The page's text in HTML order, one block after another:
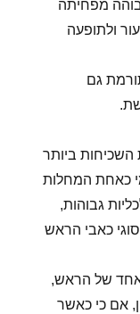
מפחיתה
ולתופעה
גם
ביותר
כאחת המחלות
גבוהות,
כאבי הראש
אחד של הראש,
אם כי כאשר